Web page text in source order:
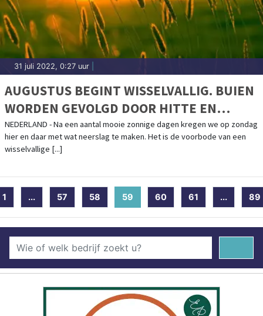
31 juli 2022, 0:27 uur
AUGUSTUS BEGINT WISSELVALLIG. BUIEN
WORDEN GEVOLGD DOOR HITTE EN
VERKOELING
NEDERLAND - Na een aantal mooie zonnige dagen kregen we op zondag
hier en daar met wat neerslag te maken. Het is de voorbode van een
wisselvallige [...]
1 ... 57 58 59 (current)
60 61 ... 89